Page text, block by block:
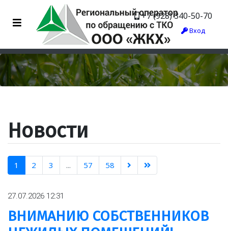
+7 (928) 340-50-70
Вход
Новости
1 2 3 ... 57 58
27.07.2026 12:31
ВНИМАНИЮ СОБСТВЕННИКОВ